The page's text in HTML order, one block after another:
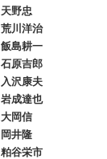
天野忠
荒川洋治
飯島耕一
石原吉郎
入沢康夫
岩成達也
大岡信
岡井隆
粕谷栄市